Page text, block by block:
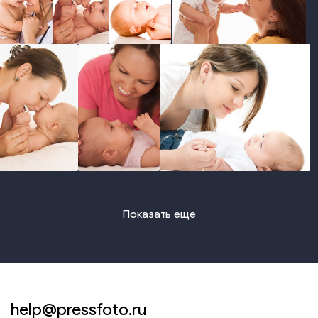
photo photo photo photo
photo photo photo
Показать еще
help@pressfoto.ru